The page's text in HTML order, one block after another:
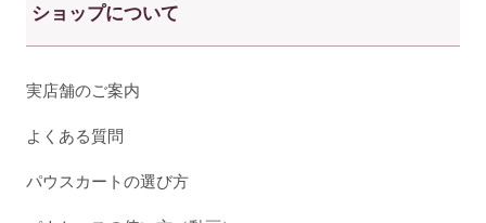
ショップについて
実店舗のご案内
よくある質問
パウスカートの選び方